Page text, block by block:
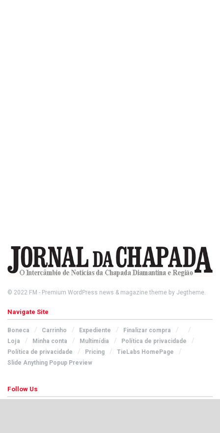
© 2022 FM - Premium WordPress news & magazine theme by Jegtheme.
Navigate Site
Boneca Carrinho Expediente
Finalizar compra
Loja
Minha conta Multimídia
Política de privacidade
Política de privacidade
Pricing
TieLabs HomePage
Slide Anything Popup Preview
Follow Us